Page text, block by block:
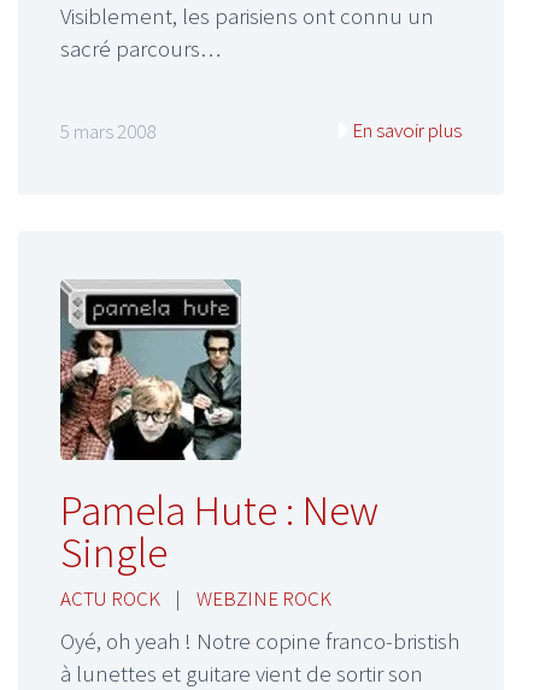
Visiblement, les parisiens ont connu un
sacré parcours…
5 mars 2008 En savoir plus
Pamela Hute : New
Single
ACTU ROCK | WEBZINE ROCK
Oyé, oh yeah ! Notre copine franco-bristish
à lunettes et guitare vient de sortir son